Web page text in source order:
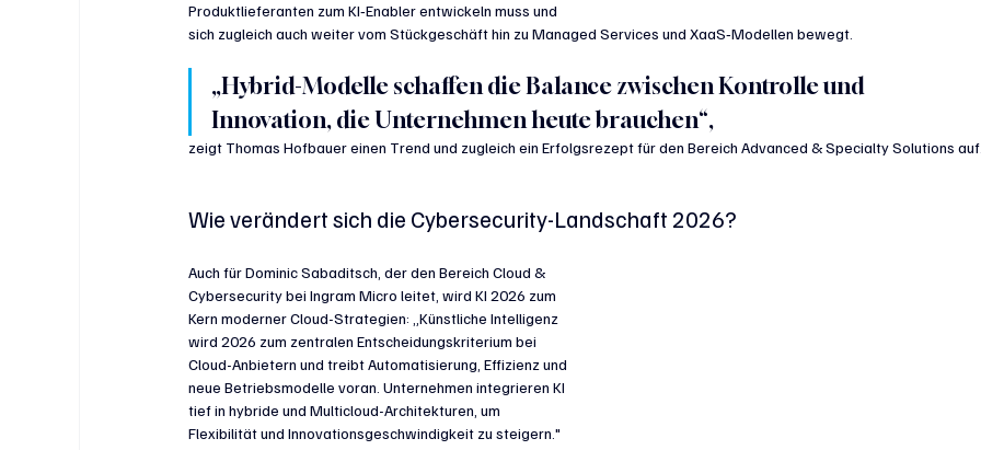
Produktlieferanten zum KI‑Enabler entwickeln muss und
sich zugleich auch weiter vom Stückgeschäft hin zu Managed Services und XaaS‑Modellen bewegt.
„Hybrid-Modelle schaffen die Balance zwischen Kontrolle und
Innovation, die Unternehmen heute brauchen“,
zeigt Thomas Hofbauer einen Trend und zugleich ein Erfolgsrezept für den Bereich Advanced & Specialty Solutions
Wie verändert sich die Cybersecurity-Landschaft 2026?
Auch für Dominic Sabaditsch, der den Bereich Cloud &
Cybersecurity bei Ingram Micro leitet, wird KI 2026 zum
Kern moderner Cloud-Strategien: „Künstliche Intelligenz
wird 2026 zum zentralen Entscheidungskriterium bei
Cloud-Anbietern und treibt Automatisierung, Effizienz und
neue Betriebsmodelle voran. Unternehmen integrieren KI
tief in hybride und Multicloud-Architekturen, um
Flexibilität und Innovationsgeschwindigkeit zu steigern."